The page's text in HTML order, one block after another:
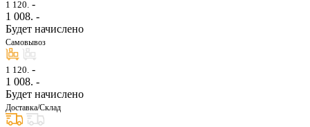
1 120. -
1 008. -
Будет начислено
Самовывоз
1 120. -
1 008. -
Будет начислено
Доставка/Склад